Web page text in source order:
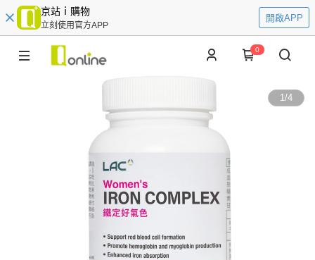
京站ｉ購物
立刻使用官方APP
開啟APP
0
1/4